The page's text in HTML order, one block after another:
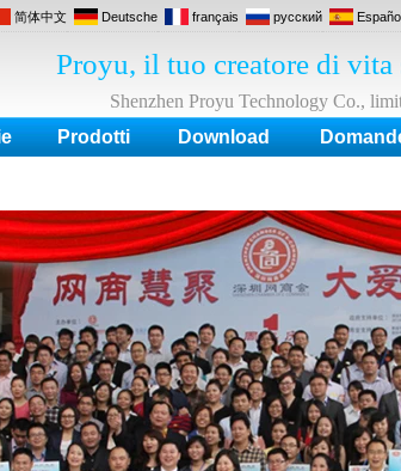
简体中文 Deutsche français русский
Prodotti Download
Proyu, il tuo creatore di vita
Shenzhen Proyu Technology Co.,
accessi, Serratura elettrica, Lettore Rfid,